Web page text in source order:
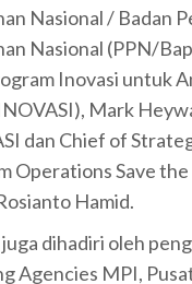
Nasional / Badan
Nasional (PPN/
Inovasi untuk
Mark
dan Chief of
Operations Save
Hamid.
dihadiri oleh
Agencies MPI,